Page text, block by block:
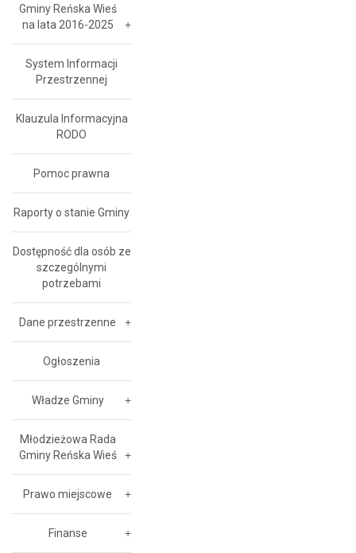
Gminy Reńska Wieś
na lata 2016-2025
System Informacji
Przestrzennej
Klauzula Informacyjna
RODO
Pomoc prawna
Raporty o stanie Gminy
Dostępność dla osób ze
szczególnymi
potrzebami
Dane przestrzenne
Ogłoszenia
Władze Gminy
Młodzieżowa Rada
Gminy Reńska Wieś
Prawo miejscowe
Finanse